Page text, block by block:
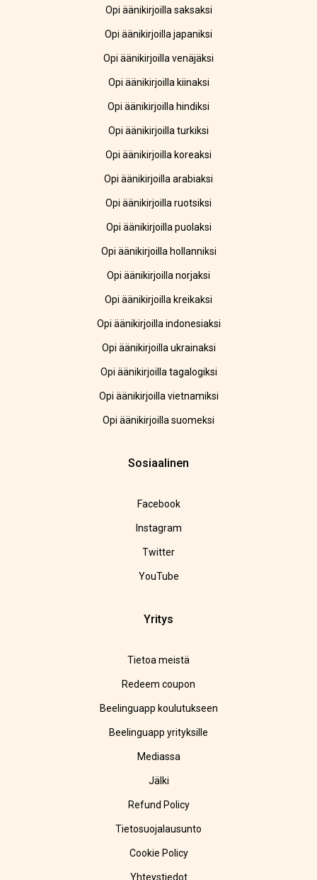
Opi äänikirjoilla saksaksi
Opi äänikirjoilla japaniksi
Opi äänikirjoilla venäjäksi
Opi äänikirjoilla kiinaksi
Opi äänikirjoilla hindiksi
Opi äänikirjoilla turkiksi
Opi äänikirjoilla koreaksi
Opi äänikirjoilla arabiaksi
Opi äänikirjoilla ruotsiksi
Opi äänikirjoilla puolaksi
Opi äänikirjoilla hollanniksi
Opi äänikirjoilla norjaksi
Opi äänikirjoilla kreikaksi
Opi äänikirjoilla indonesiaksi
Opi äänikirjoilla ukrainaksi
Opi äänikirjoilla tagalogiksi
Opi äänikirjoilla vietnamiksi
Opi äänikirjoilla suomeksi
Sosiaalinen
Facebook
Instagram
Twitter
YouTube
Yritys
Tietoa meistä
Redeem coupon
Beelinguapp koulutukseen
Beelinguapp yrityksille
Mediassa
Jälki
Refund Policy
Tietosuojalausunto
Cookie Policy
Yhteystiedot